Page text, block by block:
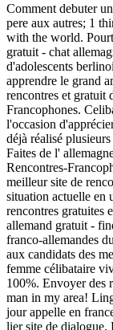
Comment debuter
pere aux autres; 1
with the world.
gratuit - chat
d'adolescents
apprendre le grand
rencontres et gratuit
Francophones.
l'occasion
déjà réalisé
Faites de l'
Rencontres-
meilleur site de
situation actuelle en
rencontres gratuites
allemand gratuit -
franco-allemandes
aux candidats des
femme célibataire
100%. Envoyer des
man in my area!
jour appelle en
lier site de dialogue.